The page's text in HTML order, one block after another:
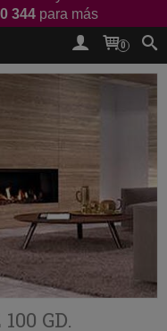
344 para más
0
GD.